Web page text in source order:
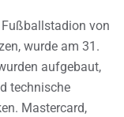
Fußballstadion von
wurde am 31.
aufgebaut,
technische
Mastercard,